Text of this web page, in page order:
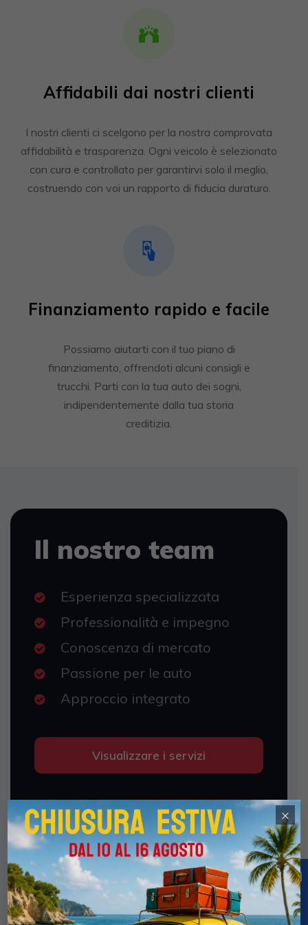
Affidabili dai nostri clienti
I nostri clienti ci scelgono per la nostra comprovata
affidabilità e trasparenza. Ogni veicolo è selezionato
con cura e controllato per garantirvi solo il meglio,
costruendo con voi un rapporto di fiducia duraturo.
Finanziamento rapido e facile
Possiamo aiutarti con il tuo piano di
finanziamento, offrendoti alcuni consigli e
trucchi. Parti con la tua auto dei sogni,
indipendentemente dalla tua storia
creditizia.
Il nostro team
Esperienza specializzata
Professionalità e impegno
Conoscenza di mercato
Passione per le auto
Approccio integrato
Visualizzare i servizi
×